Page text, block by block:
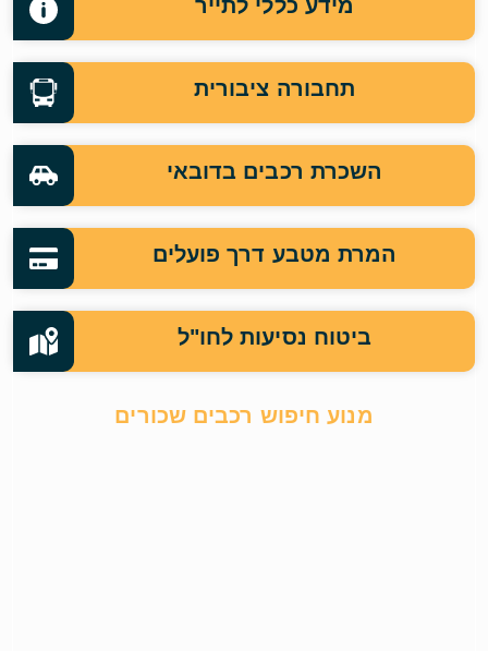
מידע כללי לתייר
תחבורה ציבורית
השכרת רכבים בדובאי
המרת מטבע דרך פועלים
ביטוח נסיעות לחו"ל
מנוע חיפוש רכבים שכורים